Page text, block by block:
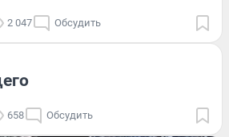
2 047 Обсудить
658 Обсудить